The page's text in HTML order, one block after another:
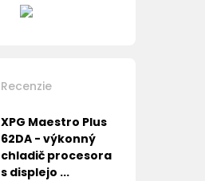
Recenzie
XPG Maestro Plus
62DA - výkonný
chladič procesora
s displejo ...